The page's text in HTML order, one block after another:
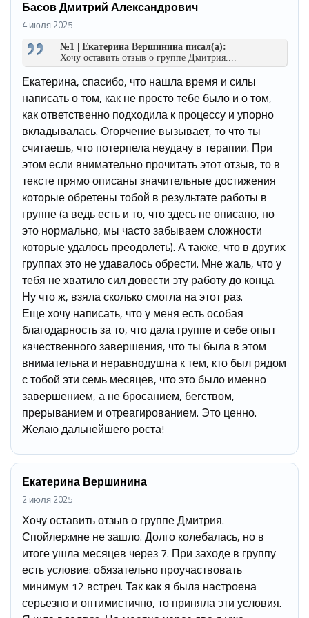
Басов Дмитрий Александрович
4 июля 2025
№1 | Екатерина Вершинина писал(а):
Хочу оставить отзыв о группе Дмитрия....
Екатерина, спасибо, что нашла время и силы
написать о том, как не просто тебе было и о том,
как ответственно подходила к процессу и упорно
вкладывалась. Огорчение вызывает, то что ты
считаешь, что потерпела неудачу в терапии. При
этом если внимательно прочитать этот отзыв, то в
тексте прямо описаны значительные достижения
которые обретены тобой в результате работы в
группе (а ведь есть и то, что здесь не описано, но
это нормально, мы часто забываем сложности
которые удалось преодолеть). А также, что в других
группах это не удавалось обрести. Мне жаль, что у
тебя не хватило сил довести эту работу до конца.
Ну что ж, взяла сколько смогла на этот раз.
Еще хочу написать, что у меня есть особая
благодарность за то, что дала группе и себе опыт
качественного завершения, что ты была в этом
внимательна и неравнодушна к тем, кто был рядом
с тобой эти семь месяцев, что это было именно
завершением, а не бросанием, бегством,
прерыванием и отреагированием. Это ценно.
Желаю дальнейшего роста!
Екатерина Вершинина
2 июля 2025
Хочу оставить отзыв о группе Дмитрия.
Спойлер:мне не зашло. Долго колебалась, но в
итоге ушла месяцев через 7. При заходе в группу
есть условие: обязательно проучаствовать
минимум 12 встреч. Так как я была настроена
серьезно и оптимистично, то приняла эти условия.